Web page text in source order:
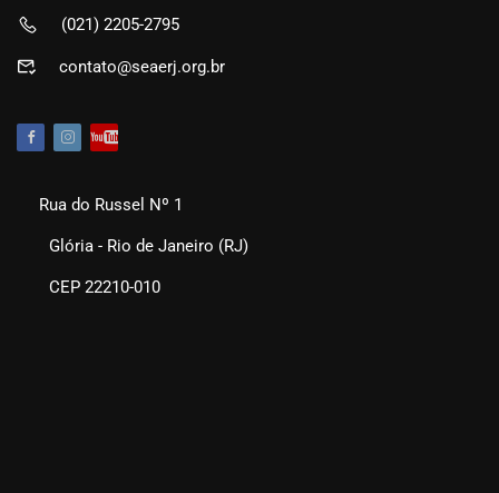
(021) 2205-2795
contato@seaerj.org.br
Rua do Russel Nº 1
Glória - Rio de Janeiro (RJ)
CEP 22210-010